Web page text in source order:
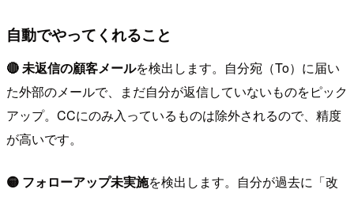
自動でやってくれること
🔴 未返信の顧客メールを検出します。自分宛（To）に届い
た外部のメールで、まだ自分が返信していないものをピック
アップ。CCにのみ入っているものは除外されるので、精度
が高いです。
🟡 フォローアップ未実施を検出します。自分が過去に「改